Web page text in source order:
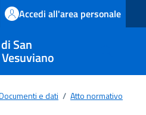
Accedi all'area personale
San
e dati / Atto normativo